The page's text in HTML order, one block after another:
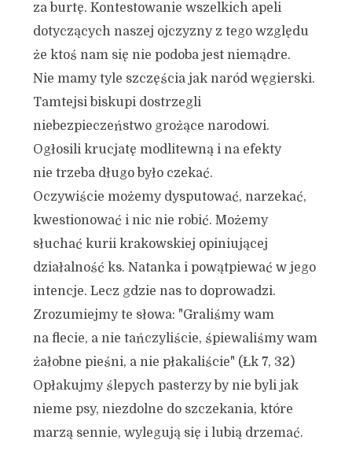
za burtę. Kontestowanie wszelkich apeli
dotyczących naszej ojczyzny z tego względu
że ktoś nam się nie podoba jest niemądre.
Nie mamy tyle szczęścia jak naród węgierski.
Tamtejsi biskupi dostrzegli
niebezpieczeństwo grożące narodowi.
Ogłosili krucjatę modlitewną i na efekty
nie trzeba długo było czekać.
Oczywiście możemy dysputować, narzekać,
kwestionować i nic nie robić. Możemy
słuchać kurii krakowskiej opiniującej
działalność ks. Natanka i powątpiewać w jego
intencje. Lecz gdzie nas to doprowadzi.
Zrozumiejmy te słowa: "Graliśmy wam
na flecie, a nie tańczyliście, śpiewaliśmy wam
żałobne pieśni, a nie płakaliście" (Łk 7, 32)
Opłakujmy ślepych pasterzy by nie byli jak
nieme psy, niezdolne do szczekania, które
marzą sennie, wylegują się i lubią drzemać.